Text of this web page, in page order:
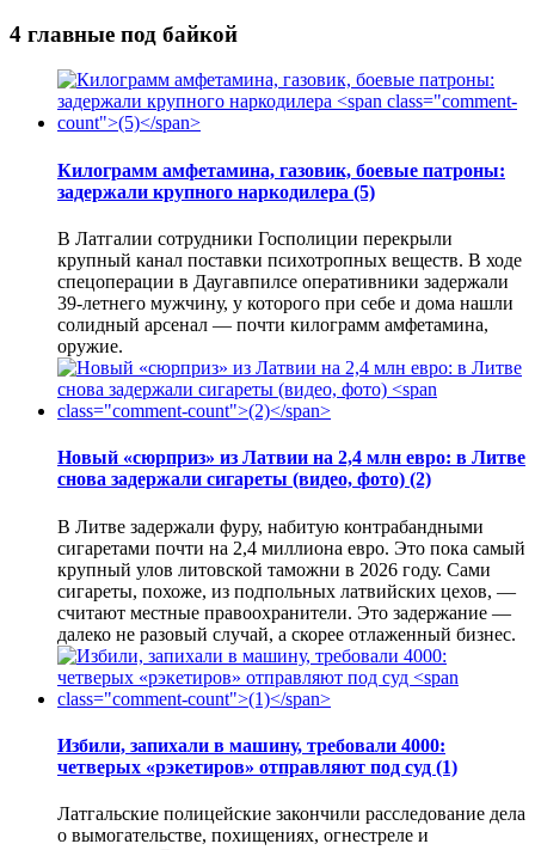
4 главные под байкой
Килограмм амфетамина, газовик, боевые патроны:
задержали крупного наркодилера (5)
В Латгалии сотрудники Госполиции перекрыли
крупный канал поставки психотропных веществ. В ходе
спецоперации в Даугавпилсе оперативники задержали
39-летнего мужчину, у которого при себе и дома нашли
солидный арсенал — почти килограмм амфетамина,
оружие.
Новый «сюрприз» из Латвии на 2,4 млн евро: в Литве
снова задержали сигареты (видео, фото) (2)
В Литве задержали фуру, набитую контрабандными
сигаретами почти на 2,4 миллиона евро. Это пока самый
крупный улов литовской таможни в 2026 году. Сами
сигареты, похоже, из подпольных латвийских цехов, —
считают местные правоохранители. Это задержание —
далеко не разовый случай, а скорее отлаженный бизнес.
Избили, запихали в машину, требовали 4000:
четверых «рэкетиров» отправляют под суд (1)
Латгальские полицейские закончили расследование дела
о вымогательстве, похищениях, огнестреле и